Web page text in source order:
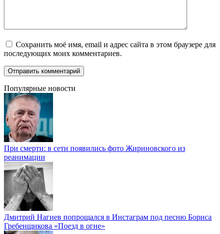
Сохранить моё имя, email и адрес сайта в этом браузере для
последующих моих комментариев.
Популярные новости
При смерти: в сети появились фото Жириновского из
реанимации
Дмитрий Нагиев попрощался в Инстаграм под песню Бориса
Гребенщикова «Поезд в огне»